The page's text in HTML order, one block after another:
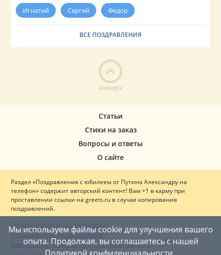
Игнатий Сергей Федор
ВСЕ ПОЗДРАВЛЕНИЯ
Наверх
Мы используем файлы cookie для улучшения вашего
опыта. Продолжая, вы соглашаетесь с нашей
Статьи
Стихи на заказ
Вопросы и ответы
О сайте
Раздел «Поздравления с юбилеем от Путина Александру на
телефон» содержит авторский контент! Вам +1 в карму при
проставлении ссылки на greets.ru в случае копирования
поздравлений.
Политика конфиденциальности
Пользовательское соглашение
Вакцинация — ваш щит от опасных инфекций!